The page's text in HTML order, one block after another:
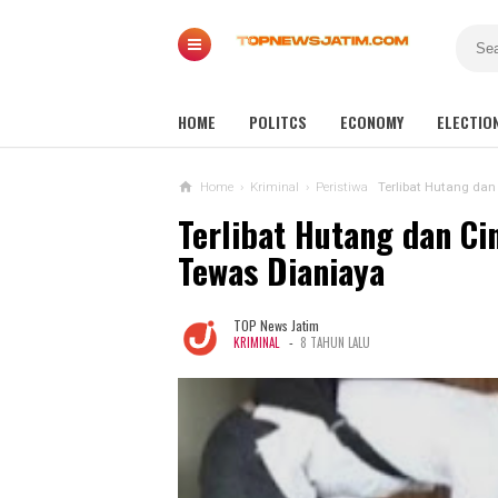
HOME POLITCS ECONOMY
Home › Kriminal › Peristiwa Terlibat Hutang
Terlibat Hutang dan
Tewas Dianiaya
TOP News Jatim
KRIMINAL - 8 TAHUN LALU